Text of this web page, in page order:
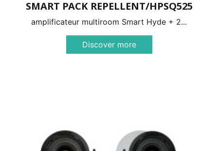
SMART PACK REPELLENT/HPSQ525
amplificateur multiroom Smart Hyde + 2...
Discover more